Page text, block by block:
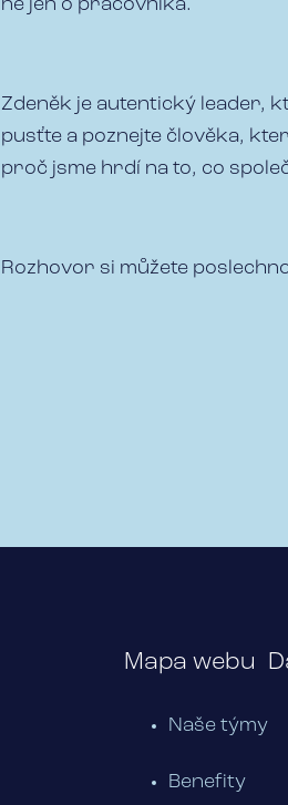
ne jen o pracovníka.
Zdeněk je autentický leader,
pusťte a poznejte člověka,
proč jsme hrdí na to, co
Rozhovor si můžete
Mapa webu
Naše týmy
Benefity